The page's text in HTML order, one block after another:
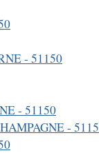
- 51150
- 51150
-